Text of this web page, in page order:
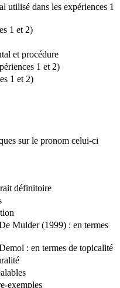
utilisé dans les expériences 1
1 et 2)
et procédure
1 et 2)
1 et 2)
sur le pronom celui-ci
définitoire
Mulder (1999) : en termes
: en termes de topicalité
exemples